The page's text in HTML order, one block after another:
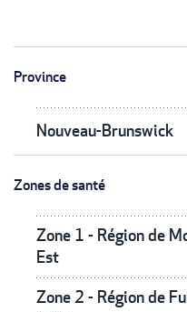
Province
Nouveau-Brunswick
Zones de santé
Zone 1 - Région de
Est
Zone 2 - Région de